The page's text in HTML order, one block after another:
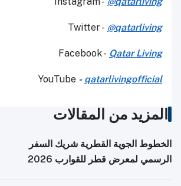
Twitter - @qatarliving
Facebook - Qatar Living
YouTube - qatarlivingofficial
المزيد من المقالات
الخطوط الجوية القطرية شريك السفر
الرسمي لمعرض قطر للقوارب 2026